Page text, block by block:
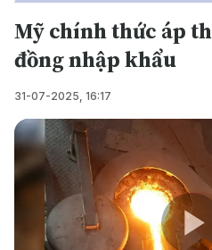
Mỹ chính thức áp
đồng nhập khẩu
31-07-2025, 16:17